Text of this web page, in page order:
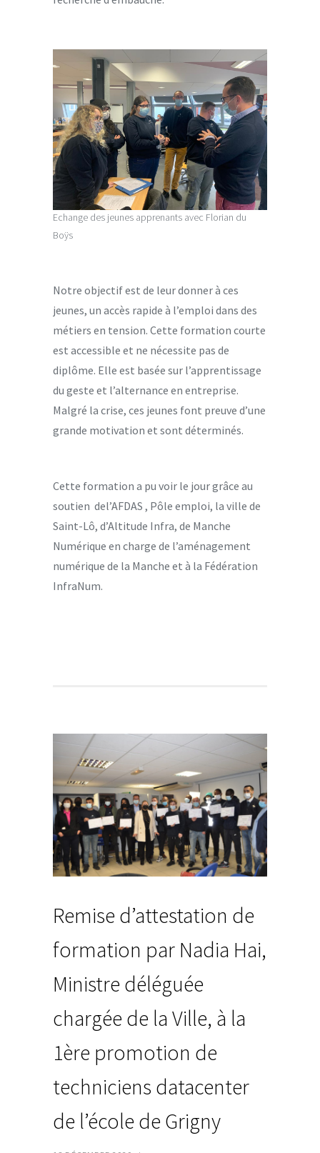
Echange des jeunes apprenants avec Florian du
Boÿs
Notre objectif est de leur donner à ces
jeunes, un accès rapide à l’emploi dans des
métiers en tension. Cette formation courte
est accessible et ne nécessite pas de
diplôme. Elle est basée sur l’apprentissage
du geste et l’alternance en entreprise.
Malgré la crise, ces jeunes font preuve d’une
grande motivation et sont déterminés.
Cette formation a pu voir le jour grâce au
soutien del’AFDAS , Pôle emploi, la ville de
Saint-Lô, d’Altitude Infra, de Manche
Numérique en charge de l’aménagement
numérique de la Manche et à la Fédération
InfraNum.
Remise d’attestation de
formation par Nadia Hai,
Ministre déléguée
chargée de la Ville, à la
1ère promotion de
techniciens datacenter
de l’école de Grigny